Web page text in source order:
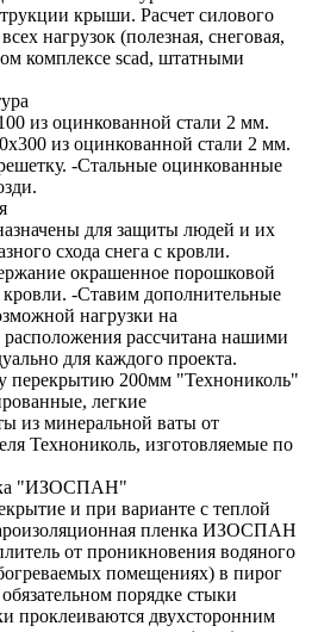
крыши. Расчет силового
нагрузок (полезная, снеговая,
комплексе scad, штатными
из оцинкованной стали 2 мм.
из оцинкованной стали 2 мм.
-Стальные оцинкованные
для защиты людей и их
схода снега с кровли.
окрашенное порошковой
-Ставим дополнительные
нагрузки на
рассчитана нашими
для каждого проекта.
перекрытию 200мм "Технониколь"
легкие
из минеральной ваты от
Технониколь, изготовляемые по
"ИЗОСПАН"
и при варианте с теплой
пленка ИЗОСПАН
от проникновения водяного
помещениях) в пирог
порядке стыки
проклеиваются двухсторонним